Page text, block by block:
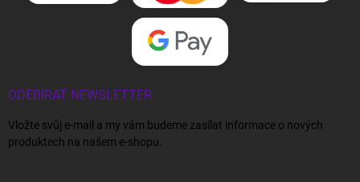
ODEBÍRAT NEWSLETTER
Vložte svůj e-mail a my vám budeme zasílat informace o nových
produktech na našem e-shopu.